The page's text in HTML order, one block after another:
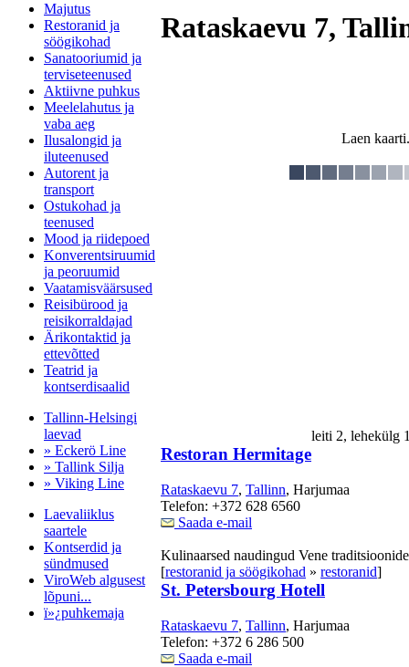
Majutus
Restoranid ja
söögikohad
Sanatooriumid ja
terviseteenused
Aktiivne puhkus
Meelelahutus ja
vaba aeg
Ilusalongid ja
iluteenused
Autorent ja
transport
Ostukohad ja
teenused
Mood ja riidepoed
Konverentsiruumid
ja peoruumid
Vaatamisväärsused
Reisibürood ja
reisikorraldajad
Ärikontaktid ja
ettevõtted
Teatrid ja
kontserdisaalid
Tallinn-Helsingi
laevad
» Eckerö Line
» Tallink Silja
» Viking Line
Laevaliiklus
saartele
Kontserdid ja
sündmused
ViroWeb algusest
lõpuni...
ï»¿puhkemaja
Rataskaevu 7,
Laen
leiti 2,
Restoran Hermitage
Rataskaevu 7, Tallinn, Harjumaa
Telefon: +372 628 6560
Saada e-mail
Kulinaarsed naudingud Vene
[restoranid ja söögikohad » restoranid]
St. Petersbourg Hotell
Rataskaevu 7, Tallinn, Harjumaa
Telefon: +372 6 286 500
Saada e-mail